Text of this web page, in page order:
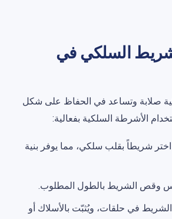
السلكي في
صلابة وتساعد في الحفاظ على شكل
الأشرطة السلكية بفعالية:
شريطاً بقلب سلكي، مما يوفر بنية
وقص الشريط بالطول المطلوب.
في حلقات، ويُثبّت بالأسلاك أو